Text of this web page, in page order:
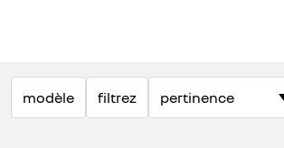
modèle filtrez
découvrez nos véhicules en stock